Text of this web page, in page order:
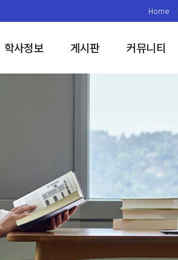
Home
학사정보 게시판 커뮤니티